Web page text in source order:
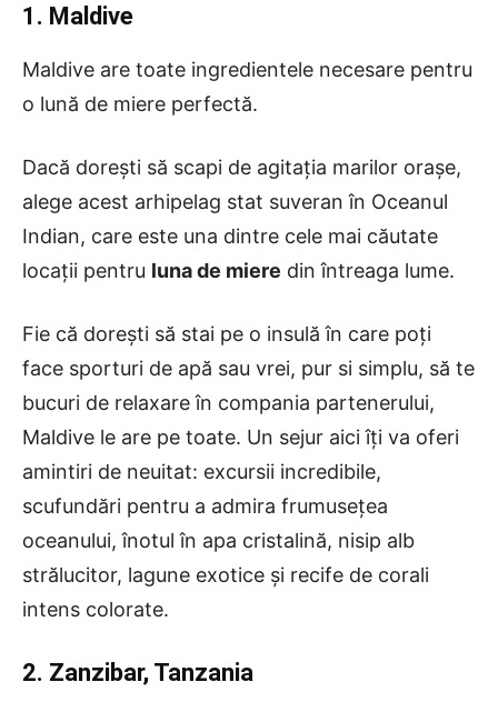
1. Maldive
Maldive are toate ingredientele necesare pentru
o lună de miere perfectă.
Dacă dorești să scapi de agitația marilor orașe,
alege acest arhipelag stat suveran în Oceanul
Indian, care este una dintre cele mai căutate
locații pentru luna de miere din întreaga lume.
Fie că dorești să stai pe o insulă în care poți
face sporturi de apă sau vrei, pur si simplu, să te
bucuri de relaxare în compania partenerului,
Maldive le are pe toate. Un sejur aici îți va oferi
amintiri de neuitat: excursii incredibile,
scufundări pentru a admira frumusețea
oceanului, înotul în apa cristalină, nisip alb
strălucitor, lagune exotice și recife de corali
intens colorate.
2. Zanzibar, Tanzania